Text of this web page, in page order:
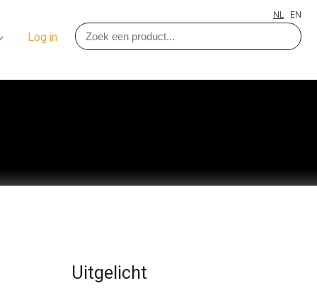
NL EN
Log in
Uitgelicht